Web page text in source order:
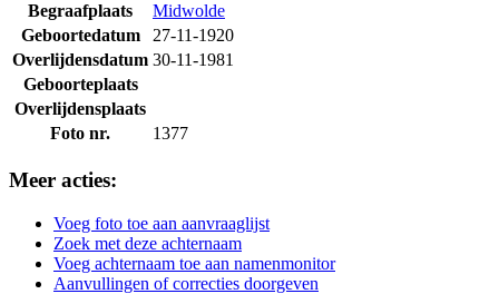
Begraafplaats
Midwolde
Geboortedatum
27-11-1920
Overlijdensdatum 30-11-1981
Geboorteplaats
Overlijdensplaats
Foto nr.
1377
Meer acties:
Voeg foto toe aan aanvraaglijst
Zoek met deze achternaam
Voeg achternaam toe aan namenmonitor
Aanvullingen of correcties doorgeven